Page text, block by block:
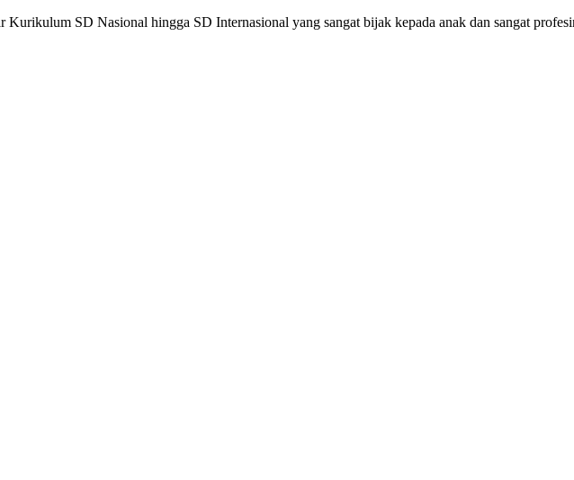
SD Nasional hingga SD Internasional yang sangat bijak kepada anak dan sangat